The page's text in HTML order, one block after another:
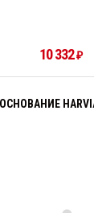
10 332₽
HARVIA